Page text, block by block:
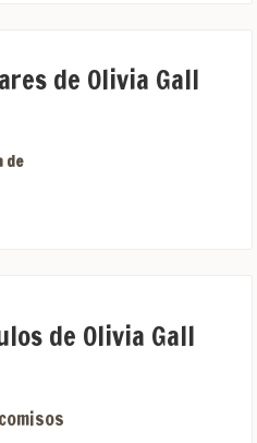
de Olivia Gall
los fideicomisos
de Olivia Gall